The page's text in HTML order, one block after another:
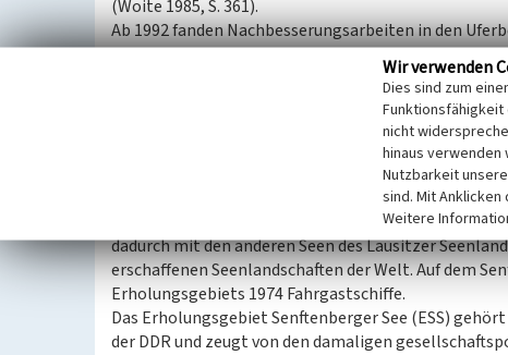
(Woite 1985, S. 361).
Ab 1992 fanden Nachbesserungsarbeiten in den
1997 wurde anhand von Testsprengungen im
Uferabschnitte überprüft und die daraus
aufgenommen. Die letzten
Im selben Jahr startete offiziell die IBA Fürst-
2010 wurden im Rahmen der IBA 30 Einzelprojekte
realisiert. Im direkten Bezug zum Tagebau
am See zur Gestaltung des heutigen Stadthafens.
Seit 2013 ist der Senftenberger See über den
dadurch mit den anderen Seen des Lausitzer
erschaffenen Seenlandschaften der Welt. Auf dem
Erholungsgebiets 1974 Fahrgastschiffe.
Das Erholungsgebiet Senftenberger See (ESS)
der DDR und zeugt von den damaligen
Wir verwenden
Dies sind zum
Funktionsfähigkeit
nicht
hinaus verwenden
Nutzbarkeit
sind. Mit
Weitere